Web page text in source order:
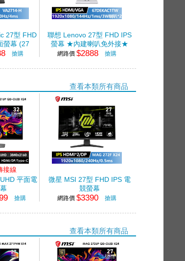
27型 FHD
螢幕 (27
4ms/IPS)
搶購
聯想 Lenovo 27型 FHD IPS
螢幕 ★內建喇叭免外接★
(1920x1080/144Hz/1ms)
網路價 $2888 搶購
查看本類所有商品
接線
平面電
240Hz/0.03ms/QD-
搶購
微星 MSI 27型 FHD IPS 電
競螢幕
(1920x1080/240Hz/0.5ms)
網路價 $3390 搶購
查看本類所有商品